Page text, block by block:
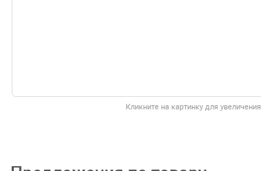
Кликните на картинку для увеличения